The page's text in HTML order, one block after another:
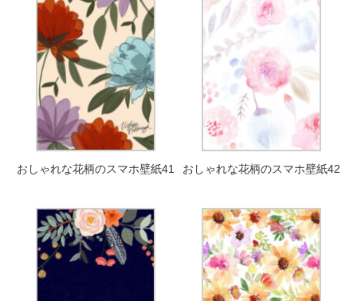
おしゃれな花柄のスマホ壁紙41 おしゃれな花柄のスマホ壁紙42